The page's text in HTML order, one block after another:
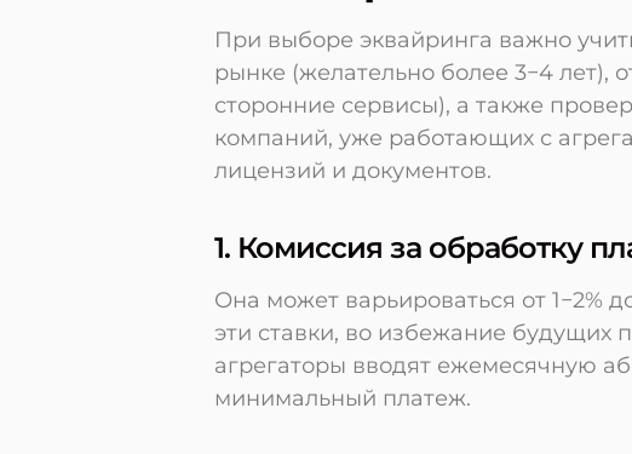
При выборе эквайринга важно
рынке (желательно более 3−4 лет),
сторонние сервисы), а также
компаний, уже работающих с
лицензий и документов.
1. Комиссия за обработку
Она может варьироваться от 1−2%
эти ставки, во избежание будущих
агрегаторы вводят ежемесячную
минимальный платеж.